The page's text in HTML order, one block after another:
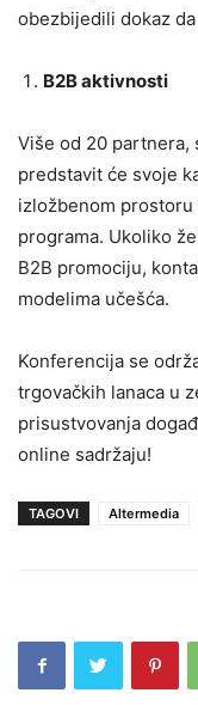
obezbijedili dokaz
B2B aktivnosti
Više od 20
predstavit će svoje
izložbenom
programa. Ukoliko
B2B promociju,
modelima učešća.
Konferencija se
trgovačkih lanaca u
prisustvovanja
online sadržaju!
TAGOVI Altermedia